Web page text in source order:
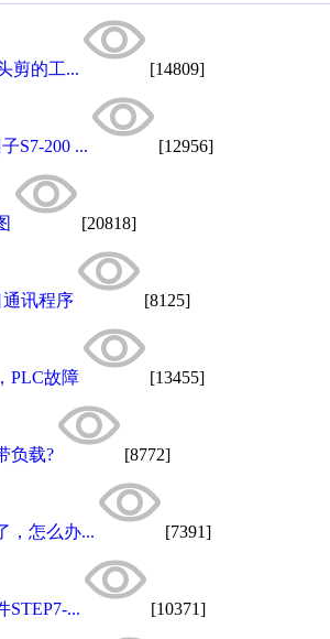
剪的工... [14809]
S7-200 ... [12956]
[20818]
讯程序 [8125]
PLC故障 [13455]
负载? [8772]
，怎么办... [7391]
STEP7-... [10371]